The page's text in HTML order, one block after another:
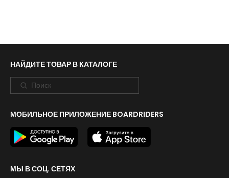
НАЙДИТЕ ТОВАР В КАТАЛОГЕ
МОБИЛЬНОЕ ПРИЛОЖЕНИЕ BOARDRIDERS
МЫ В СОЦ. СЕТЯХ